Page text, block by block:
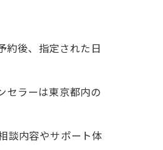
約後、指定された日
セラーは東京都内の
談内容やサポート体